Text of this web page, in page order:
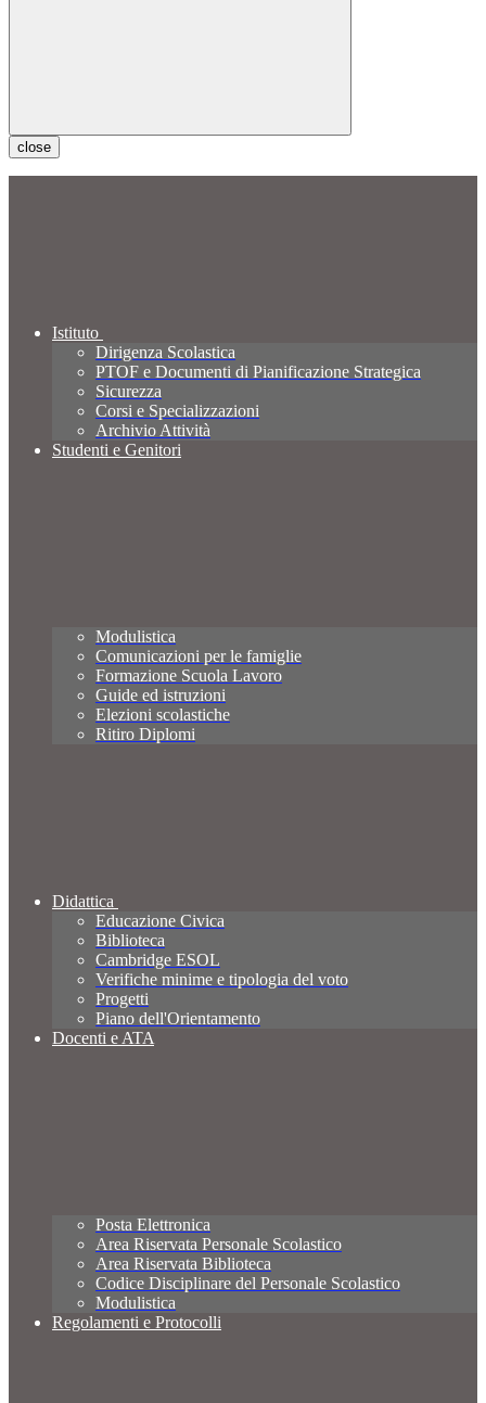
close
Istituto
Dirigenza Scolastica
PTOF e Documenti di Pianificazione Strategica
Sicurezza
Corsi e Specializzazioni
Archivio Attività
Studenti e Genitori
Modulistica
Comunicazioni per le famiglie
Formazione Scuola Lavoro
Guide ed istruzioni
Elezioni scolastiche
Ritiro Diplomi
Didattica
Educazione Civica
Biblioteca
Cambridge ESOL
Verifiche minime e tipologia del voto
Progetti
Piano dell'Orientamento
Docenti e ATA
Posta Elettronica
Area Riservata Personale Scolastico
Area Riservata Biblioteca
Codice Disciplinare del Personale Scolastico
Modulistica
Regolamenti e Protocolli